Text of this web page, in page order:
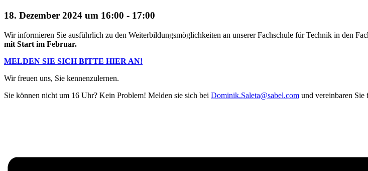
18. Dezember 2024 um 16:00 - 17:00
Wir informieren Sie ausführlich zu den Weiterbildungsmöglichkeiten an unserer Fachschule für Technik in den
mit Start im Februar.
MELDEN SIE SICH BITTE HIER AN!
Wir freuen uns, Sie kennenzulernen.
Sie können nicht um 16 Uhr? Kein Problem! Melden sie sich bei Dominik.Saleta@sabel.com und vereinbaren